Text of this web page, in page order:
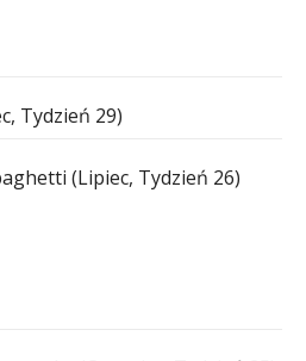
Tydzień 29)
(Lipiec, Tydzień 26)